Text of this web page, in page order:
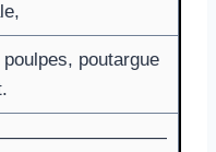
poutargue